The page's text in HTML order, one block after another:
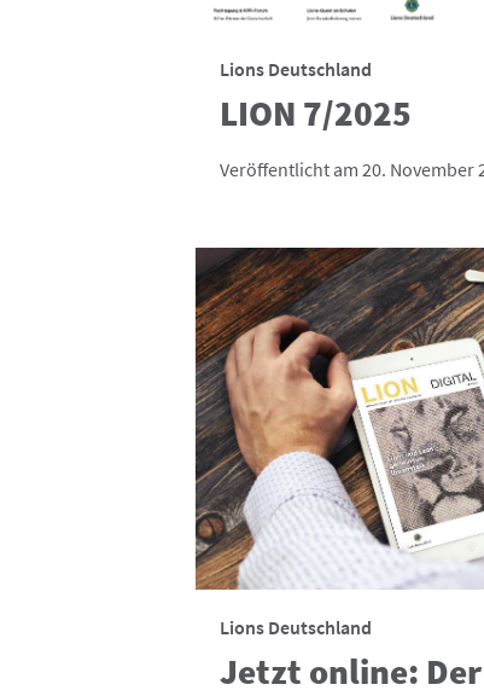
Lions Deutschland
LION 7/2025
Veröffentlicht am 20. November
Lions Deutschland
Jetzt online: